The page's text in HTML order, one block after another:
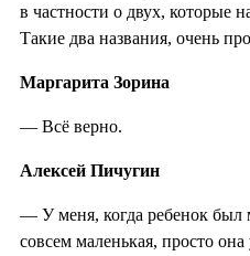
в частности о двух, которые
Такие два названия, очень
Маргарита Зорина
— Всё верно.
Алексей Пичугин
— У меня, когда ребенок был
совсем маленькая, просто